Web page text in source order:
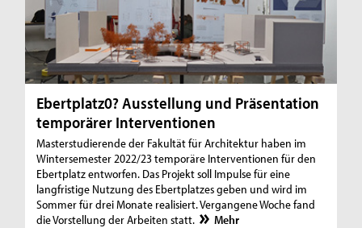
Ebertplatz0? Ausstellung und Präsentation
temporärer Interventionen
Masterstudierende der Fakultät für Architektur haben im
Wintersemester 2022/23 temporäre Interventionen für den
Ebertplatz entworfen. Das Projekt soll Impulse für eine
langfristige Nutzung des Ebertplatzes geben und wird im
Sommer für drei Monate realisiert. Vergangene Woche fand
die Vorstellung der Arbeiten statt.
Mehr